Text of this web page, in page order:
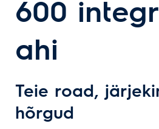
600
ahi
Teie road,
hõrgud